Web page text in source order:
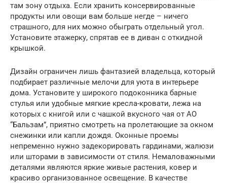
там зону отдыха. Если хранить консервированные
продукты или овощи вам больше негде – ничего
страшного, для них можно обыграть отдельный угол.
Установите этажерку, спрятав ее в диван с откидной
крышкой.
Дизайн ограничен лишь фантазией владельца, который
подбирает различные мелочи для уюта в интерьере
дома. Установите у широкого подоконника барные
стулья или удобные мягкие кресла-кровати, лежа на
которых с книгой или с чашкой вкусного чая от АО
“Бальзам”, приятно смотреть на пролетающие за окном
снежинки или капли дождя. Оконные проемы
непременно нужно задекорировать гардинами, жалюзи
или шторами в зависимости от стиля. Немаловажными
деталями являются яркие живые растения, ковер и
красиво организованное освещение. В качестве